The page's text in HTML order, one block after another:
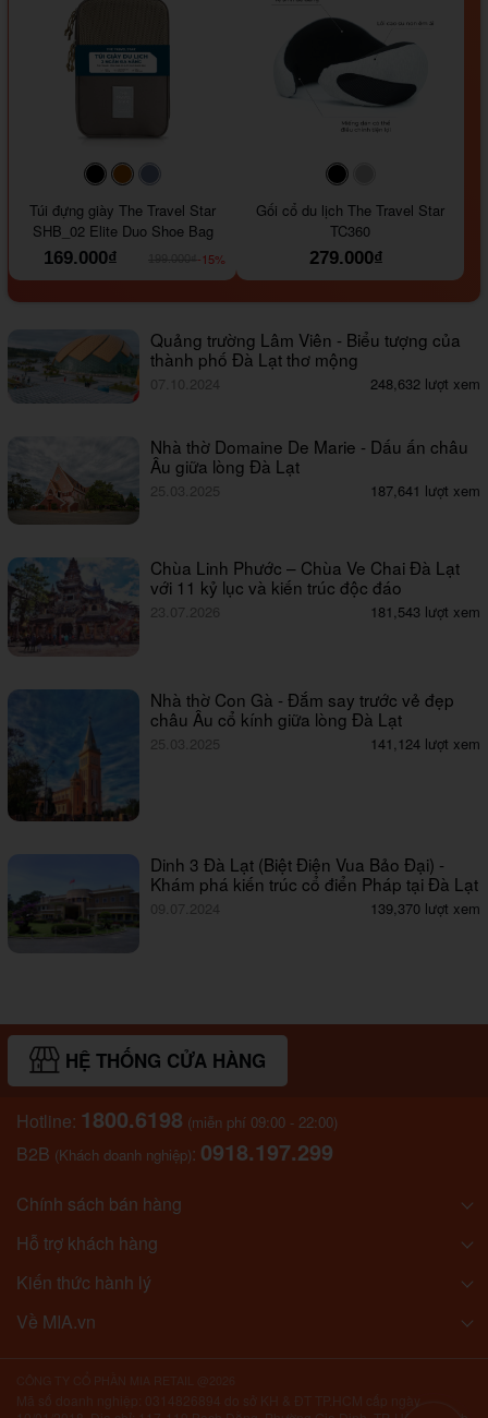
#000000#964B00
Túi đựng giày The Travel Star
SHB_02 Elite Duo Shoe Bag
169.000₫
-15%
#000000
Gối cổ du lịch The Travel Star
TC360
279.000₫
Quảng trường Lâm Viên - Biểu tượng của
thành phố Đà Lạt thơ mộng
07.10.2024 248,632 lượt xem
Nhà thờ Domaine De Marie - Dấu ấn châu
Âu giữa lòng Đà Lạt
25.03.2025 187,641 lượt xem
Chùa Linh Phước – Chùa Ve Chai Đà Lạt
với 11 kỷ lục và kiến trúc độc đáo
23.07.2026 181,543 lượt xem
Nhà thờ Con Gà - Đắm say trước vẻ đẹp
châu Âu cổ kính giữa lòng Đà Lạt
25.03.2025 141,124 lượt xem
Dinh 3 Đà Lạt (Biệt Điện Vua Bảo Đại) -
Khám phá kiến trúc cổ điển Pháp tại Đà Lạt
09.07.2024 139,370 lượt xem
HỆ THỐNG CỬA HÀNG
Hotline: 1800.6198 (miễn phí 09:00 - 22:00)
B2B (Khách doanh nghiệp): 0918.197.299
Chính sách bán hàng
Hỗ trợ khách hàng
Kiến thức hành lý
Về MIA.vn